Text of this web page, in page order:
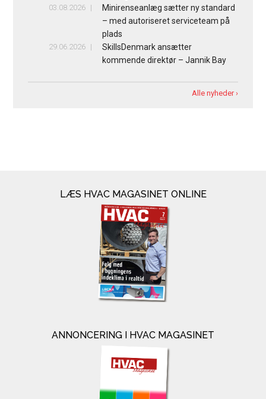
03.08.2026
Minirenseanlæg sætter ny standard
– med autoriseret serviceteam på
plads
29.06.2026
SkillsDenmark ansætter
kommende direktør – Jannik Bay
Alle nyheder ›
LÆS HVAC MAGASINET ONLINE
ANNONCERING I HVAC MAGASINET